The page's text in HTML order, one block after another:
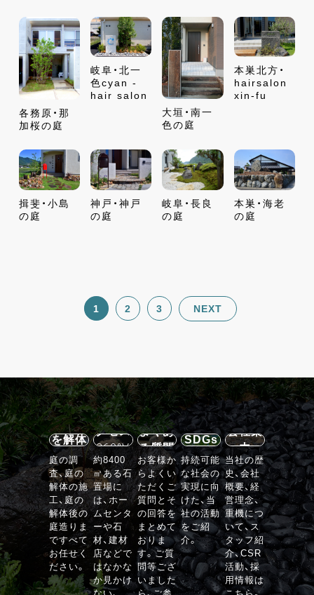
各務原・那
加桜の庭
岐阜・北一
色cyan -
hair salon
大垣・南一
色の庭
本巣北方・
hairsalon
xin-fu
揖斐・小島
の庭
神戸・神戸
の庭
岐阜・長良
の庭
本巣・海老
の庭
1 2 3 NEXT
石の庭
を解体
する
庭の調
査、庭の
解体の施
工、庭の
解体後の
庭造りま
ですべて
お任せく
ださい。
施設案
内・ア
クセス
360°V
R
VIEW
約8400
㎡ある石
置場に
は、ホー
ムセンタ
ーや石
材、建材
店などで
はなかな
か見かけ
よくあ
る質問
お客様か
らよくい
ただくご
質問とそ
の回答を
まとめて
おりま
す。ご質
問等ござ
いました
SDGs
持続可能
な社会の
実現に向
けた、当
社の活動
をご紹
介。
会社案
内
当社の歴
史、会社
概要、経
営理念、
重機につ
いて、ス
タッフ紹
介、CSR
活動、採
用情報は